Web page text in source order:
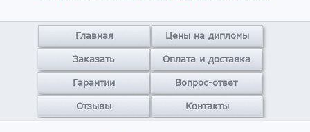
Главная Цены на дипломы
Заказать Оплата и доставка
Гарантии Вопрос-ответ
Отзывы Контакты